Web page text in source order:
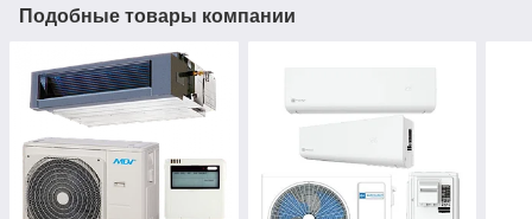
Подобные товары компании